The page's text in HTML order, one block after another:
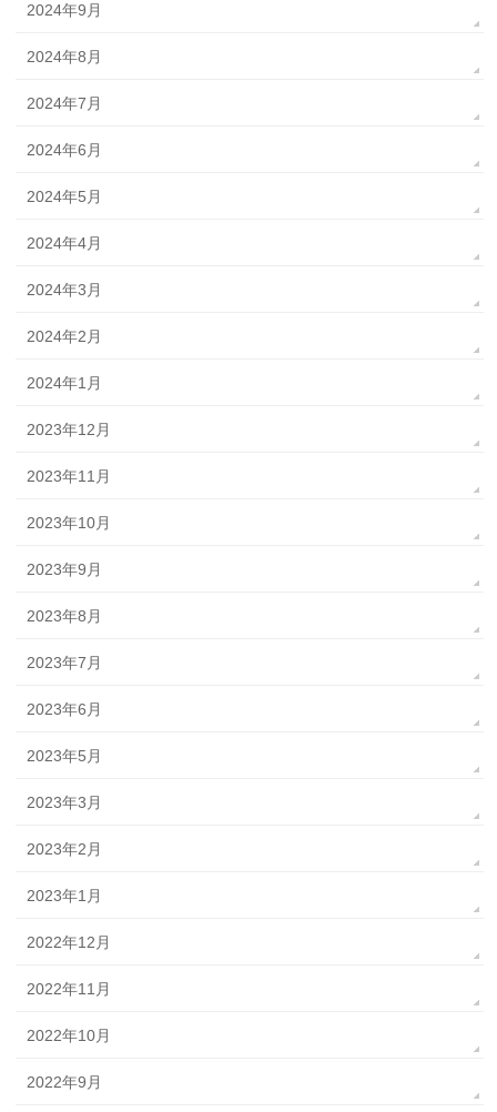
2024年9月
2024年8月
2024年7月
2024年6月
2024年5月
2024年4月
2024年3月
2024年2月
2024年1月
2023年12月
2023年11月
2023年10月
2023年9月
2023年8月
2023年7月
2023年6月
2023年5月
2023年3月
2023年2月
2023年1月
2022年12月
2022年11月
2022年10月
2022年9月